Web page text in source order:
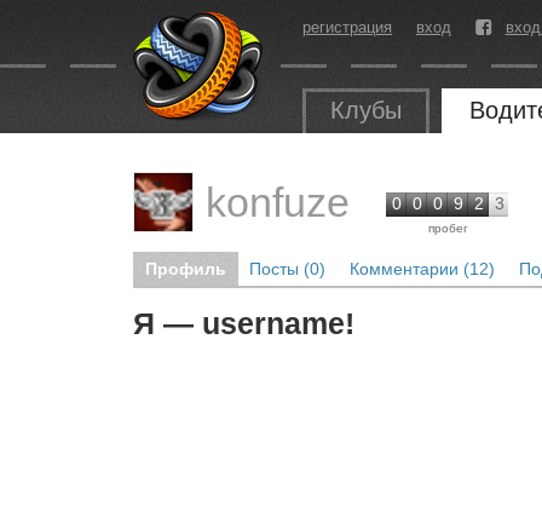
регистрация вход
Клубы
konfuze 0 0 0 9 2 3
пробег
Профиль Посты (0) Комментарии (12)
Я — username!